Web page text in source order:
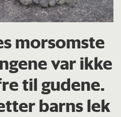
morsomste
var ikke
til gudene.
barns lek